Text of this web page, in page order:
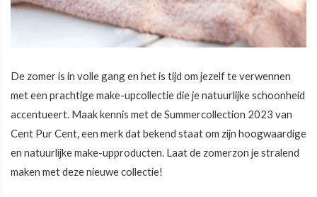
De zomer is in volle gang en het is tijd om jezelf te verwennen
met een prachtige make-upcollectie die je natuurlijke schoonheid
accentueert. Maak kennis met de Summercollection 2023 van
Cent Pur Cent, een merk dat bekend staat om zijn hoogwaardige
en natuurlijke make-upproducten. Laat de zomerzon je stralend
maken met deze nieuwe collectie!